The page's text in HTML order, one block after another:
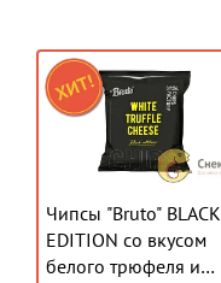
Чипсы "Bruto" BLACK
EDITION со вкусом
белого трюфеля и